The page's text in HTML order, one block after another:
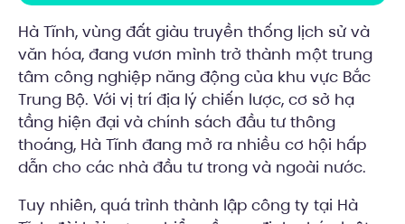
Hà Tĩnh, vùng đất giàu truyền thống lịch sử và
văn hóa, đang vươn mình trở thành một trung
tâm công nghiệp năng động của khu vực Bắc
Trung Bộ. Với vị trí địa lý chiến lược, cơ sở hạ
tầng hiện đại và chính sách đầu tư thông
thoáng, Hà Tĩnh đang mở ra nhiều cơ hội hấp
dẫn cho các nhà đầu tư trong và ngoài nước.
Tuy nhiên, quá trình thành lập công ty tại Hà